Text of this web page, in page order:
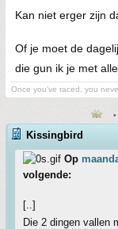
Kan niet erger zijn
Of je moet de
die gun ik je met
Once you’ve raced, you
Kissingbird
Op
volgende:
[..]
Die 2 dingen vallen